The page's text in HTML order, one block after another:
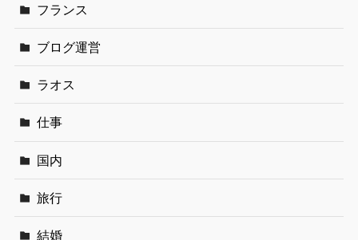
フランス
ブログ運営
ラオス
仕事
国内
旅行
結婚